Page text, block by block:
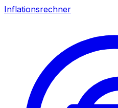
Inflationsrechner